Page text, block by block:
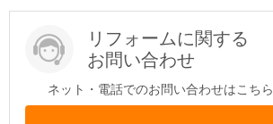
リフォームに関する
お問い合わせ
ネット・電話でのお問い合わせはこちら